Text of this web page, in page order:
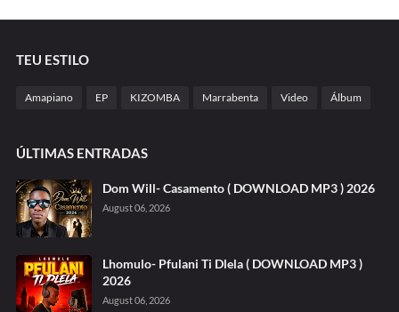
TEU ESTILO
Amapiano EP KIZOMBA Marrabenta Video Álbum
ÚLTIMAS ENTRADAS
Dom Will- Casamento ( DOWNLOAD MP3 ) 2026
August 06, 2026
Lhomulo- Pfulani Ti Dlela ( DOWNLOAD MP3 )
2026
August 06, 2026